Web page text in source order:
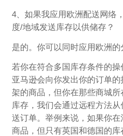
4、如果我应用欧洲配送网络
度/地域发送库存以供储存？
是的。你可以同时应用欧洲的
若你在符合多国库存条件的操
亚马逊会向你发出你的订单
架的商品，但你在那些商城
库存，我们会通过远程方法
送订单。举例来说，如果你
商品，但只有英国和德国的